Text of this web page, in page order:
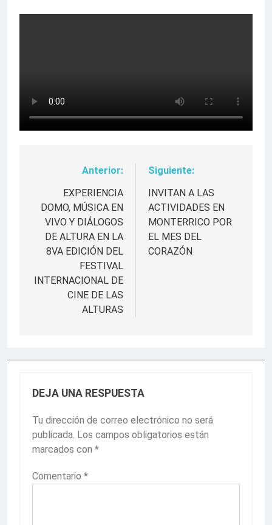
Navegación
entradas
Anterior:
EXPERIENCIA
DOMO, MÚSICA EN
VIVO Y DIÁLOGOS
DE ALTURA EN LA
8VA EDICIÓN DEL
FESTIVAL
INTERNACIONAL DE
CINE DE LAS
ALTURAS
Siguiente:
INVITAN A LAS
ACTIVIDADES EN
MONTERRICO POR
EL MES DEL
CORAZÓN
DEJA UNA RESPUESTA
Tu dirección de correo electrónico no será
publicada. Los campos obligatorios están
marcados con *
Comentario *